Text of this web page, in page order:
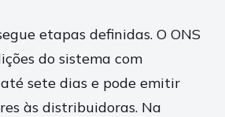
etapas definidas. O ONS
do sistema com
sete dias e pode emitir
às distribuidoras. Na